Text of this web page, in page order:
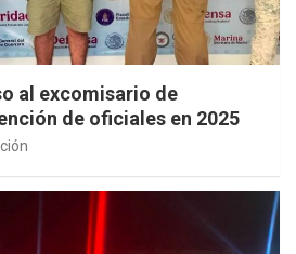
al excomisario de
de oficiales en 2025